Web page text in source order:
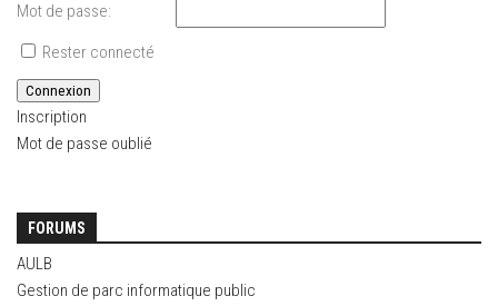
Mot de passe:
Rester connecté
Connexion
Inscription
Mot de passe oublié
FORUMS
AULB
Gestion de parc informatique public